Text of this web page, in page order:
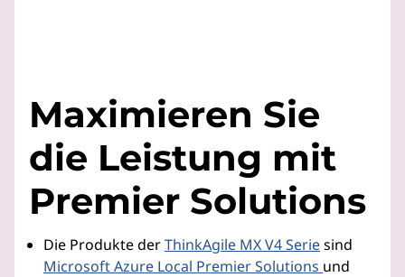
Maximieren Sie
die Leistung mit
Premier Solutions
Die Produkte derThinkAgile MX V4 Seriesind
Microsoft Azure Local Premier Solutions und